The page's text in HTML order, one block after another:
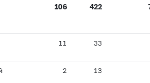
106 422
11 33
2 13